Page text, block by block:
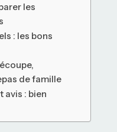
les
: les bons
de famille
avis : bien